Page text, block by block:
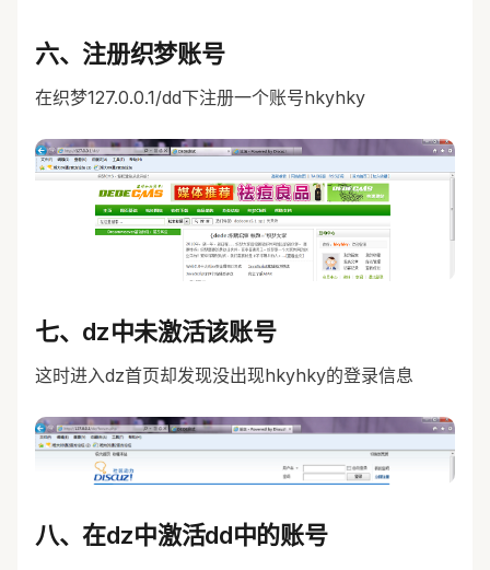
六、注册织梦账号
在织梦127.0.0.1/dd下注册一个账号hkyhky
七、dz中未激活该账号
这时进入dz首页却发现没出现hkyhky的登录信息
八、在dz中激活dd中的账号